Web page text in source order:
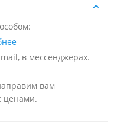
в мессенджерах.
вам
ценами.